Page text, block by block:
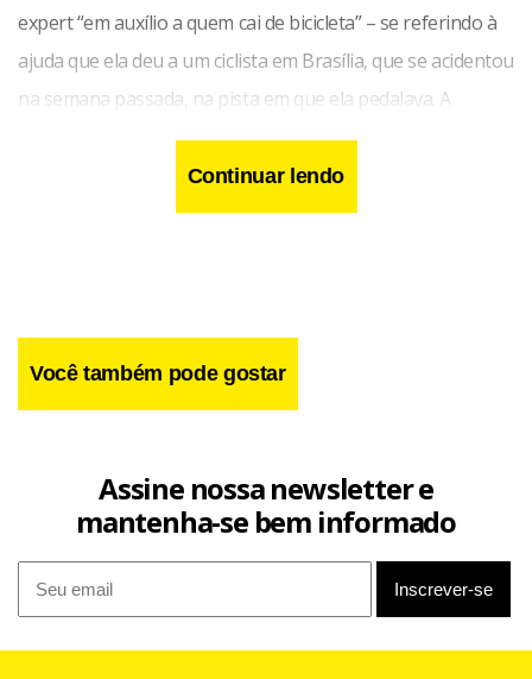
expert “em auxílio a quem cai de bicicleta” – se referindo à
ajuda que ela deu a um ciclista em Brasília, que se acidentou
na semana passada, na pista em que ela pedalava. A
presidente então parou, sorriu e fez o comentário: “Todos
nós que podemos cair temos que ser solidários”. Em
seguida, fez uma pausa e completou dizendo: “no sentido
brincadeira, sem dar mais explicações sobre sua frase
Continuar lendo
Você também pode gostar
Assine nossa newsletter e
mantenha-se bem informado